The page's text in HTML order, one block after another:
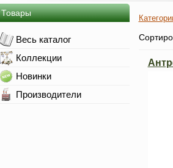
Товары
Весь каталог
Коллекции
Новинки
Производители